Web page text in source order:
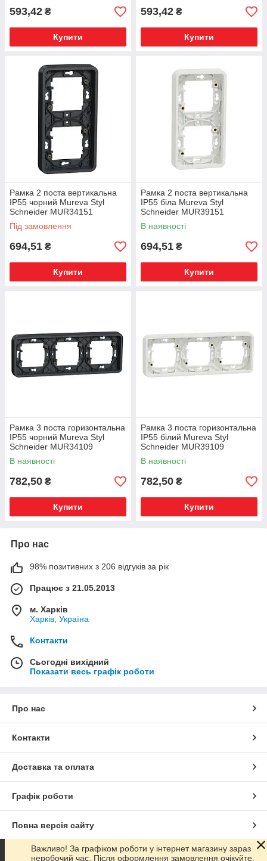
593,42 ₴
Купити
593,42 ₴
Купити
Рамка 2 поста вертикальна
IP55 чорний Mureva Styl
Schneider MUR34151
Під замовлення
694,51 ₴
Купити
Рамка 2 поста вертикальна
IP55 біла Mureva Styl
Schneider MUR39151
В наявності
694,51 ₴
Купити
Рамка 3 поста горизонтальна
IP55 чорний Mureva Styl
Schneider MUR34109
В наявності
782,50 ₴
Купити
Рамка 3 поста горизонтальна
IP55 білий Mureva Styl
Schneider MUR39109
В наявності
782,50 ₴
Купити
Про нас
98% позитивних з 206 відгуків за рік
Працює з 21.05.2013
м. Харків
Харків, Україна
Контакти
Сьогодні вихідний
Показати весь графік роботи
Про нас
Контакти
Доставка та оплата
Графік роботи
Повна версія сайту
Сайт створено на маркетплейсі Prom.ua
Важливо! За графіком роботи у інтернет магазину зараз
неробочий час. Після оформлення замовлення очікуйте,